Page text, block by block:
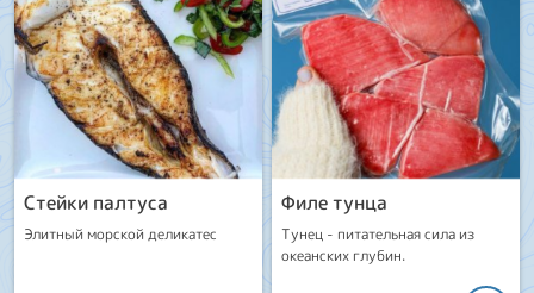
Стейки палтуса
Элитный морской деликатес
Филе тунца
Тунец - питательная сила из
океанских глубин.